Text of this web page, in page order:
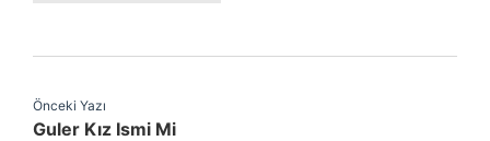
Önceki Yazı
Guler Kız Ismi Mi